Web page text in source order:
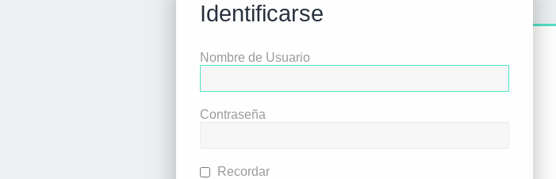
Identificarse
Nombre de Usuario
Contraseña
Recordar